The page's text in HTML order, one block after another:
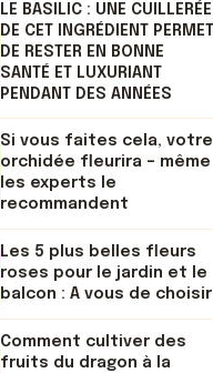
LE BASILIC : UNE CUILLERÉE
DE CET INGRÉDIENT PERMET
DE RESTER EN BONNE
SANTÉ ET LUXURIANT
PENDANT DES ANNÉES
Si vous faites cela, votre
orchidée fleurira – même
les experts le
recommandent
Les 5 plus belles fleurs
roses pour le jardin et le
balcon : A vous de choisir
Comment cultiver des
fruits du dragon à la